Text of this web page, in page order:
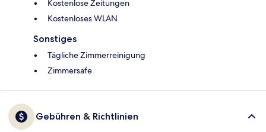
Kostenlose Zeitungen
Kostenloses WLAN
Sonstiges
Tägliche Zimmerreinigung
Zimmersafe
Gebühren & Richtlinien